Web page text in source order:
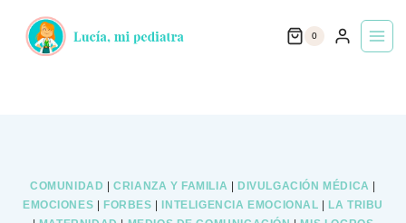
0
COMUNIDAD |CRIANZA Y FAMILIA DIVULGACIÓN MÉDICA
EMOCIONES
FORBES INTELIGENCIA EMOCIONAL
LA TRIBU